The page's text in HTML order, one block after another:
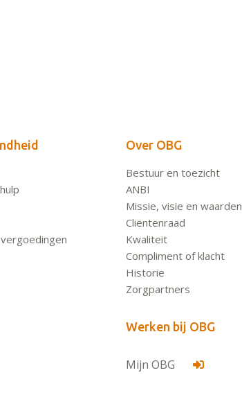
Over OBG
Bestuur en toezicht
ANBI
Missie, visie en waarden
Cliëntenraad
Kwaliteit
Compliment of klacht
Historie
Zorgpartners
Werken bij OBG
Mijn OBG